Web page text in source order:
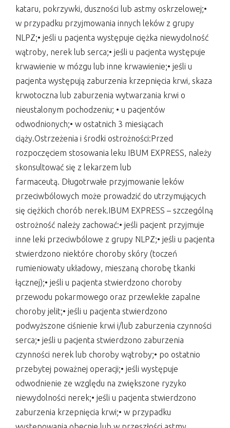
kataru, pokrzywki, duszności lub astmy oskrzelowej;•
w przypadku przyjmowania innych leków z grupy
NLPZ;• jeśli u pacjenta występuje ciężka niewydolność
wątroby, nerek lub serca;• jeśli u pacjenta występuje
krwawienie w mózgu lub inne krwawienie;• jeśli u
pacjenta występują zaburzenia krzepnięcia krwi, skaza
krwotoczna lub zaburzenia wytwarzania krwi o
nieustalonym pochodzeniu; • u pacjentów
odwodnionych;• w ostatnich 3 miesiącach
ciąży.Ostrzeżenia i środki ostrożności:Przed
rozpoczęciem stosowania leku IBUM EXPRESS, należy
skonsultować się z lekarzem lub
farmaceutą. Długotrwałe przyjmowanie leków
przeciwbólowych może prowadzić do utrzymujących
się ciężkich chorób nerek.IBUM EXPRESS – szczególną
ostrożność należy zachować:• jeśli pacjent przyjmuje
inne leki przeciwbólowe z grupy NLPZ;• jeśli u pacjenta
stwierdzono niektóre choroby skóry (toczeń
rumieniowaty układowy, mieszaną chorobę tkanki
łącznej);• jeśli u pacjenta stwierdzono choroby
przewodu pokarmowego oraz przewlekłe zapalne
choroby jelit;• jeśli u pacjenta stwierdzono
podwyższone ciśnienie krwi i/lub zaburzenia czynności
serca;• jeśli u pacjenta stwierdzono zaburzenia
czynności nerek lub choroby wątroby;• po ostatnio
przebytej poważnej operacji;• jeśli występuje
odwodnienie ze względu na zwiększone ryzyko
niewydolności nerek;• jeśli u pacjenta stwierdzono
zaburzenia krzepnięcia krwi;• w przypadku